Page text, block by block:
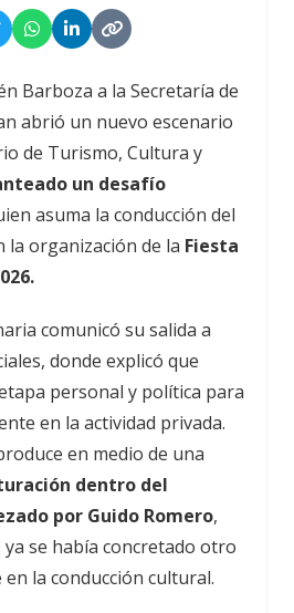
Barboza a la Secretaría de
abrió un nuevo escenario
de Turismo, Cultura y
un desafío
asuma la conducción del
la organización de la Fiesta
comunicó su salida a
donde explicó que
personal y política para
en la actividad privada.
en medio de una
dentro del
por Guido Romero,
se había concretado otro
la conducción cultural.